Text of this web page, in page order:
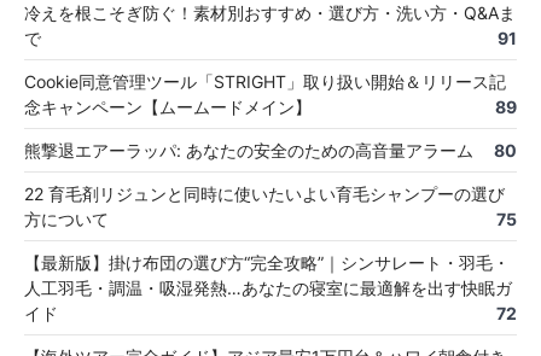
冷えを根こそぎ防ぐ！素材別おすすめ・選び方・洗い方・Q&Aま
で
91
Cookie同意管理ツール「STRIGHT」取り扱い開始＆リリース記
念キャンペーン【ムームードメイン】
89
熊撃退エアーラッパ: あなたの安全のための高音量アラーム 80
22 育毛剤リジュンと同時に使いたいよい育毛シャンプーの選び
方について
75
【最新版】掛け布団の選び方“完全攻略”｜シンサレート・羽毛・
人工羽毛・調温・吸湿発熱…あなたの寝室に最適解を出す快眠ガ
イド
72